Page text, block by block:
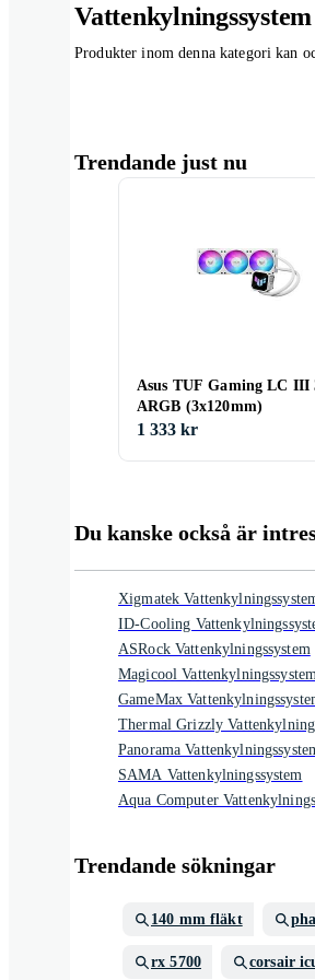
Vattenkylningssystem
Produkter inom denna kategori kan
Trendande just nu
Asus TUF Gaming LC III
ARGB (3x120mm)
1 333 kr
Du kanske också är
Xigmatek
ID-Cooling
ASRock Vattenkylningssystem
Magicool
GameMax
Thermal Grizzly
Panorama
SAMA Vattenkylningssystem
Aqua Computer
Trendande sökningar
140 mm fläkt
rx 5700 corsair